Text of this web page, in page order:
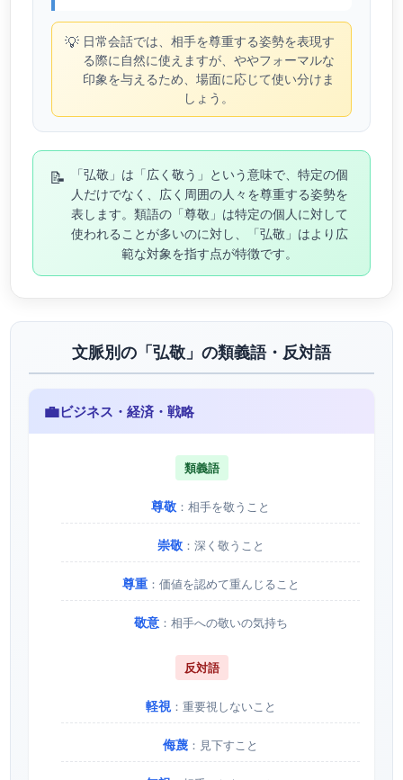
💡 日常会話では、相手を尊重する姿勢を表現す
る際に自然に使えますが、ややフォーマルな
印象を与えるため、場面に応じて使い分けま
しょう。
📝
「弘敬」は「広く敬う」という意味で、特定の個
人だけでなく、広く周囲の人々を尊重する姿勢を
表します。類語の「尊敬」は特定の個人に対して
使われることが多いのに対し、「弘敬」はより広
範な対象を指す点が特徴です。
文脈別の「弘敬」の類義語・反対語
💼ビジネス・経済・戦略
類義語
尊敬 ：相手を敬うこと
崇敬：深く敬うこと
尊重：価値を認めて重んじること
敬意：相手への敬いの気持ち
反対語
軽視：重要視しないこと
侮蔑 ：見下すこと